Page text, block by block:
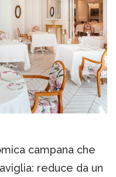
campana che
reduce da un